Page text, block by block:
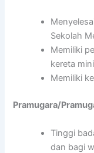
Sekolah
Memiliki
kereta
Memiliki
Pramugara/
Tinggi
dan bagi